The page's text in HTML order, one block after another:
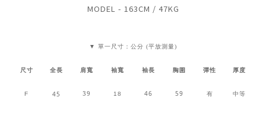
MODEL - 163CM / 47KG
▼ 單一尺寸：公分 (平放測量)
尺寸 全長 肩寬 袖寬 袖長 胸圍 彈性 厚度
F 45 39 18 46 59 有 中等